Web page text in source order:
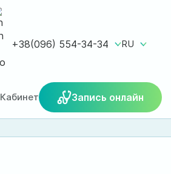
+38(096) 554-34-34 RU
Кабинет Запись онлайн